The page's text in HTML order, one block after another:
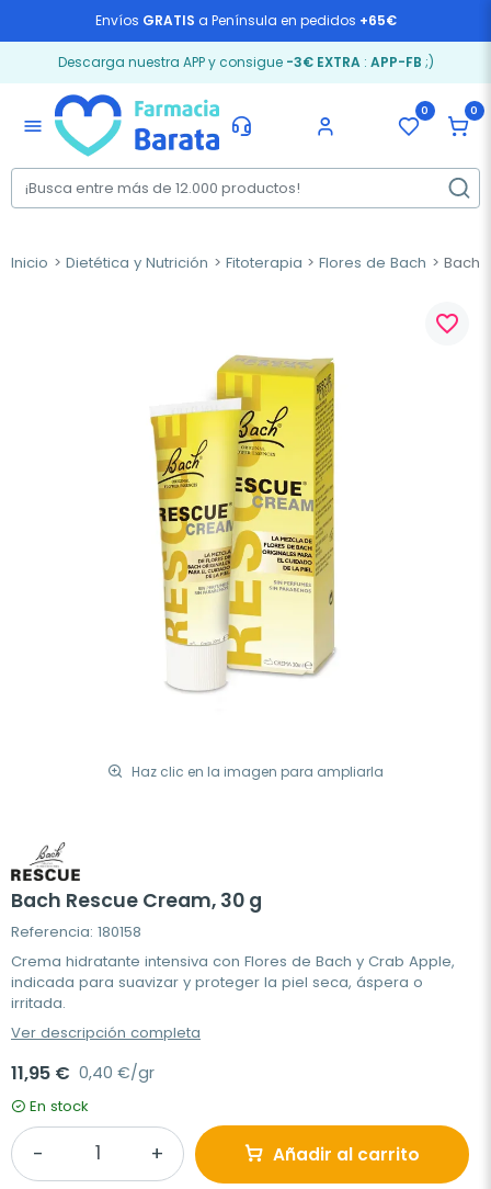
Envíos GRATIS a Península en pedidos +65€
Descarga nuestra APP y consigue -3€ EXTRA: APP-FB ;)
menu
0 0
Inicio Dietética y Nutrición Fitoterapia Flores de Bach Bach
Haz clic en la imagen para ampliarla
favorite_border
Bach Rescue Cream, 30 g
Referencia: 180158
Crema hidratante intensiva con Flores de Bach y Crab Apple,
indicada para suavizar y proteger la piel seca, áspera o
irritada.
Ver descripción completa
11,95 € 0,40 €/gr
En stock
Añadir al carrito